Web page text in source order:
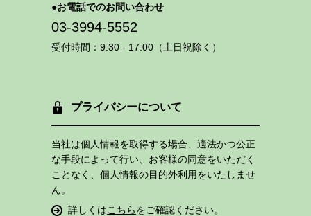
お電話でのお問い合わせ
03-3994-5552
受付時間：9:30 - 17:00（土日祝除く）
プライバシーについて
当社は個人情報を取得する場合、適法かつ公正
な手段によって行い、お客様の同意をいただく
ことなく、個人情報の目的外利用をいたしませ
ん。
詳しくはこちらをご確認ください。